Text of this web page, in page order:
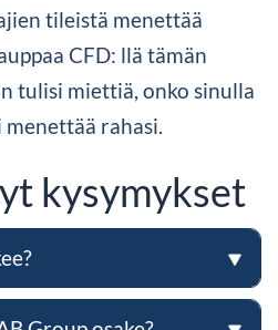
tileistä menettää
CFD: llä tämän
tulisi miettiä, onko sinulla
rahasi.
kysymykset